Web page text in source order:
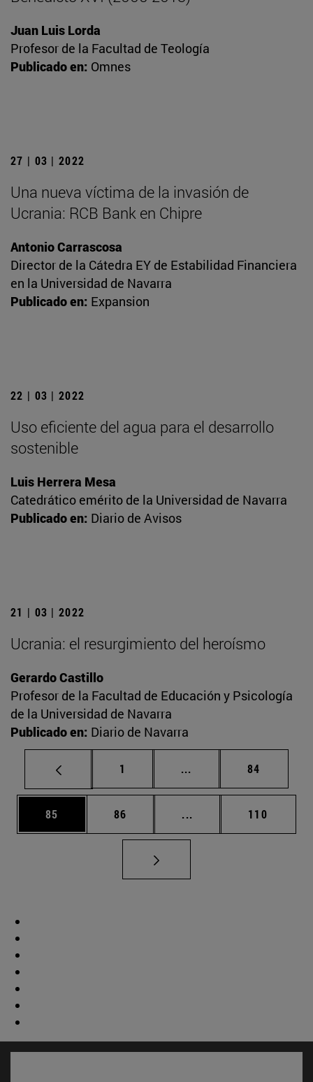
Juan Luis Lorda
Profesor de la Facultad de Teología
Publicado en: Omnes
27 | 03 | 2022
Una nueva víctima de la invasión de
Ucrania: RCB Bank en Chipre
Antonio Carrascosa
Director de la Cátedra EY de Estabilidad Financiera
en la Universidad de Navarra
Publicado en: Expansion
22 | 03 | 2022
Uso eficiente del agua para el desarrollo
sostenible
Luis Herrera Mesa
Catedrático emérito de la Universidad de Navarra
Publicado en: Diario de Avisos
21 | 03 | 2022
Ucrania: el resurgimiento del heroísmo
Gerardo Castillo
Profesor de la Facultad de Educación y Psicología
de la Universidad de Navarra
Publicado en: Diario de Navarra
Página
1 ... Páginas intermedias
Página
84
Página
85 Página
86 ... Páginas intermedias
Página
110